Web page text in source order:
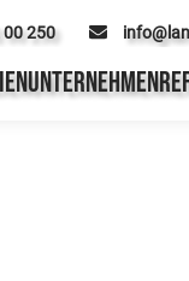
00 250
UNTERNEHMEN